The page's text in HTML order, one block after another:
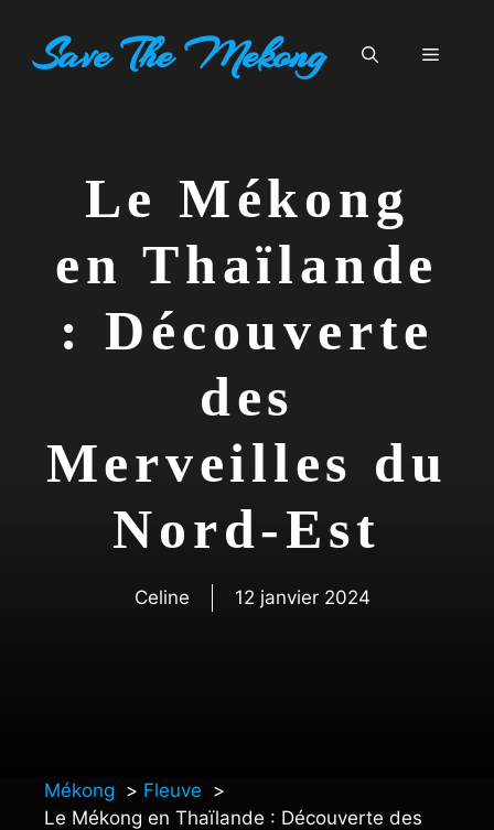
contenuSave The Mekong Menu
Le Mékong
en Thaïlande
: Découverte
des
Merveilles du
Nord-Est
Celine 12 janvier 2024
Mékong
Fleuve
Le Mékong en Thaïlande : Découverte des